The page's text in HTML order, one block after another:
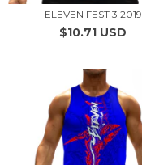
ELEVEN FEST 3 2019
$10.71 USD